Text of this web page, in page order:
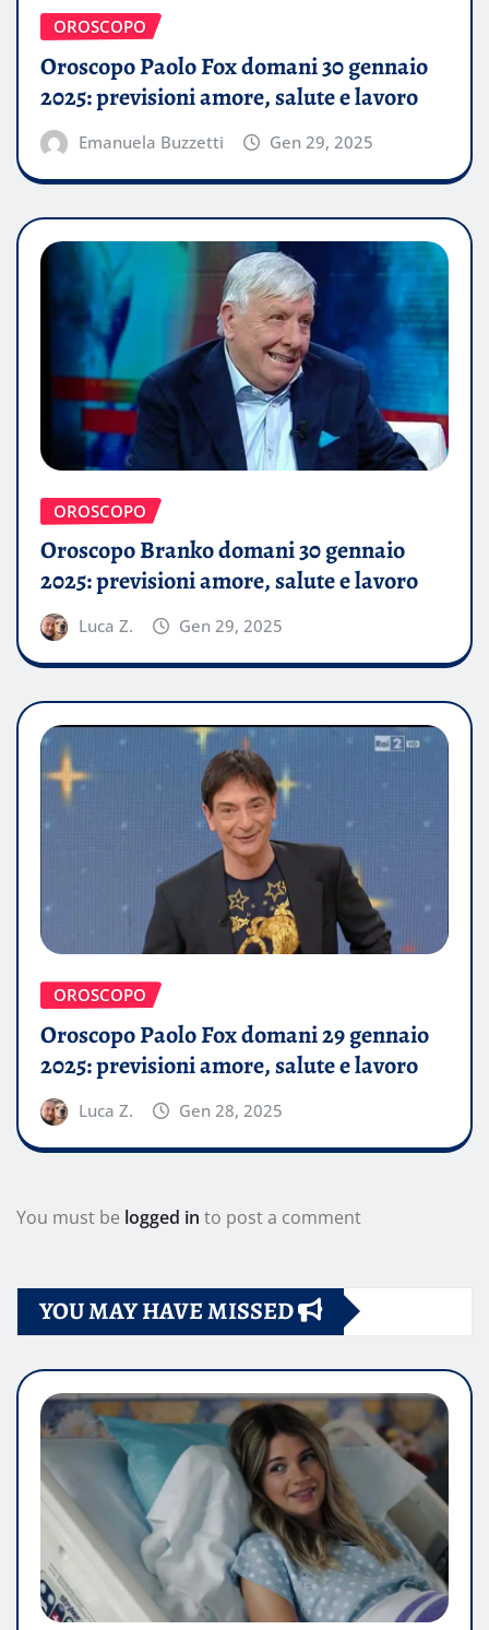
OROSCOPO
Oroscopo Paolo Fox domani 30 gennaio
2025: previsioni amore, salute e lavoro
Emanuela Buzzetti Gen 29, 2025
OROSCOPO
Oroscopo Branko domani 30 gennaio
2025: previsioni amore, salute e lavoro
Luca Z. Gen 29, 2025
OROSCOPO
Oroscopo Paolo Fox domani 29 gennaio
2025: previsioni amore, salute e lavoro
Luca Z. Gen 28, 2025
You must be logged in to post a comment
YOU MAY HAVE MISSED